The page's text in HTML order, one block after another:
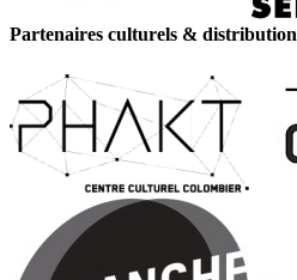
Partenaires culturels & distribution